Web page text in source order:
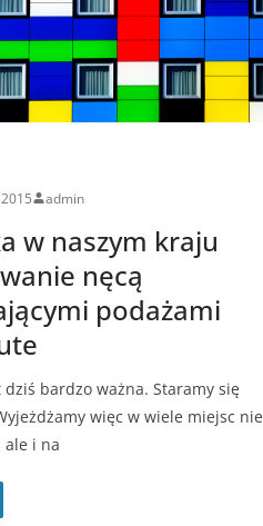
admin
w naszym kraju
nęcą
podażami
bardzo ważna. Staramy się
więc w wiele miejsc nie
ale i na